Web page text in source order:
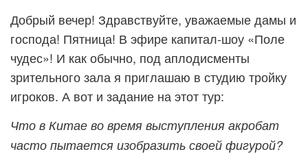
Добрый вечер! Здравствуйте, уважаемые дамы и
господа! Пятница! В эфире капитал-шоу «Поле
чудес»! И как обычно, под аплодисменты
зрительного зала я приглашаю в студию тройку
игроков. А вот и задание на этот тур:
Что в Китае во время выступления акробат
часто пытается изобразить своей фигурой?